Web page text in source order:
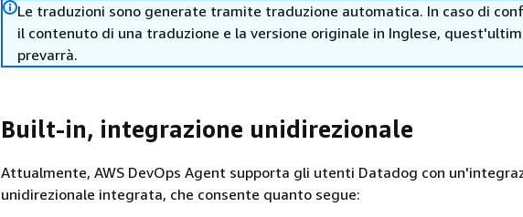
Le traduzioni sono generate tramite traduzione automatica. In caso di
il contenuto di una traduzione e la versione originale in Inglese,
prevarrà.
Built-in, integrazione unidirezionale
Attualmente, AWS DevOps Agent supporta gli utenti Datadog con
unidirezionale integrata, che consente quanto segue: